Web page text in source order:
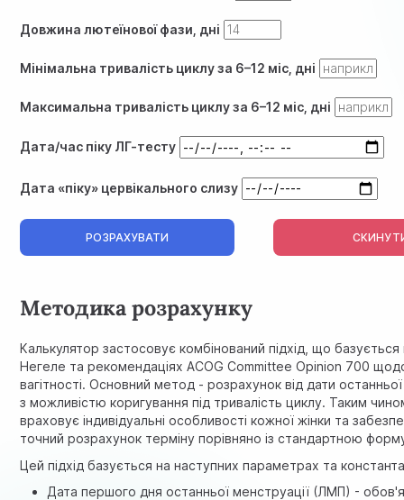
Довжина лютеїнової фази, дні
Мінімальна тривалість циклу за 6–12 міс, дні
Максимальна тривалість циклу за 6–12 міс, дні
Дата/час піку ЛГ-тесту
Дата «піку» цервікального слизу
РОЗРАХУВАТИ
Методика розрахунку
Калькулятор застосовує комбінований підхід, що
Негеле та рекомендаціяхACOG Committee Opinion 700
вагітності. Основний метод - розрахунок від дати
з можливістю коригування під тривалість циклу. Таким
враховує індивідуальні особливості кожної жінки та
точний розрахунок терміну порівняно із стандартною
Цей підхід базується на наступних параметрах та
Дата першого дня останньої менструації (ЛМП) -